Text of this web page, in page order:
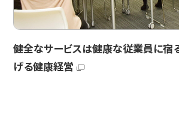
健全なサービスは健康な従業員に宿
げる健康経営